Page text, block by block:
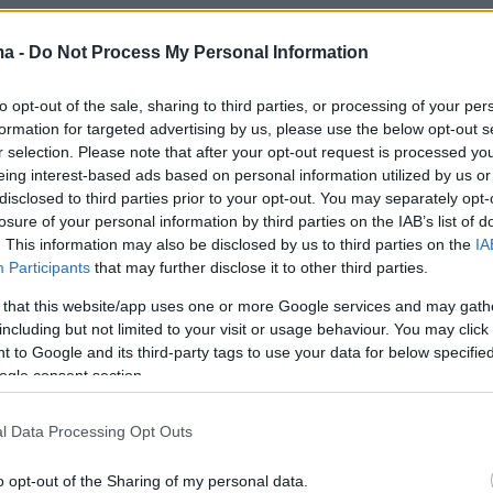
- Do Not Process My Personal Information
opt-out of the sale, sharing to third parties, or processing of your
for targeted advertising by us, please use the below opt-out
selection. Please note that after your opt-out request is processed
interest-based ads based on personal information utilized by us
to third parties prior to your opt-out. You may separately
of your personal information by third parties on the IAB’s list of
This information may also be disclosed by us to third parties on the
Participants that may further disclose it to other third parties.
that this website/app uses one or more Google services and may
but not limited to your visit or usage behaviour. You may
to Google and its third-party tags to use your data for below
consent section.
Data Processing Opt Outs
opt-out of the Sharing of my personal data.
παύει να είναι απλή τροφή και γίνεται
φαγητό παραμένει φετίχ, ένα σκηνικό για τις
και ένα αισθητηριακό statement. Κρέμες
δημητριακά, επώνυμες τσάντες πάνω σε βουνά
πασπαλισμένα με άχνη ζάχαρη πάνω σε
καμπάνια της Χέιλι Μπίμπερ για τη FILA, τη
«μαμαδίστικα» ρούχα – μια εικόνα φαινομενικής
το πραγματικό focus δεν είναι το ντύσιμο:
σακούλα που κρατά, γεμάτη φρέσκα λαχανικά
το βουτυρένιο κρουασάν στο άλλο χέρι. Τα
το πιο έντονο στοιχείο της εικόνας, γεμάτα
τα λαχανικά μετά τη φωτογράφηση; (Μήπως